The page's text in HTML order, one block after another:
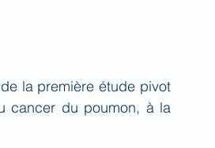
la première étude pivot
cancer du poumon, à la